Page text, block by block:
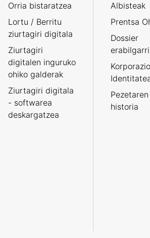
Orria bistaratzea
Lortu / Berritu
ziurtagiri digitala
Ziurtagiri
digitalen inguruko
ohiko galderak
Ziurtagiri digitala
- softwarea
deskargatzea
Albisteak
Prentsa
Dossier
Pezetaren
historia